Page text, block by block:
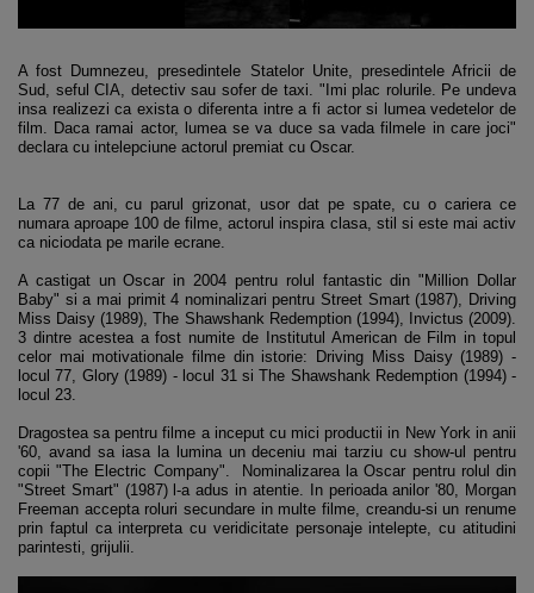
A fost Dumnezeu, presedintele Statelor Unite, presedintele Africii de
Sud, seful CIA, detectiv sau sofer de taxi. "Imi plac rolurile. Pe undeva
insa realizezi ca exista o diferenta intre a fi actor si lumea vedetelor de
film. Daca ramai actor, lumea se va duce sa vada filmele in care joci"
declara cu intelepciune actorul premiat cu Oscar.
La 77 de ani, cu parul grizonat, usor dat pe spate, cu o cariera ce
numara aproape 100 de filme, actorul inspira clasa, stil si este mai activ
ca niciodata pe marile ecrane.
A castigat un Oscar in 2004 pentru rolul fantastic din "Million Dollar
Baby" si a mai primit 4 nominalizari pentru Street Smart (1987), Driving
Miss Daisy (1989), The Shawshank Redemption (1994), Invictus (2009).
3 dintre acestea a fost numite de Institutul American de Film in topul
celor mai motivationale filme din istorie: Driving Miss Daisy (1989) -
locul 77, Glory (1989) - locul 31 si The Shawshank Redemption (1994) -
locul 23.
Dragostea sa pentru filme a inceput cu mici productii in New York in anii
'60, avand sa iasa la lumina un deceniu mai tarziu cu show-ul pentru
copii "The Electric Company". Nominalizarea la Oscar pentru rolul din
"Street Smart" (1987) l-a adus in atentie. In perioada anilor '80, Morgan
Freeman accepta roluri secundare in multe filme, creandu-si un renume
prin faptul ca interpreta cu veridicitate personaje intelepte, cu atitudini
parintesti, grijulii.